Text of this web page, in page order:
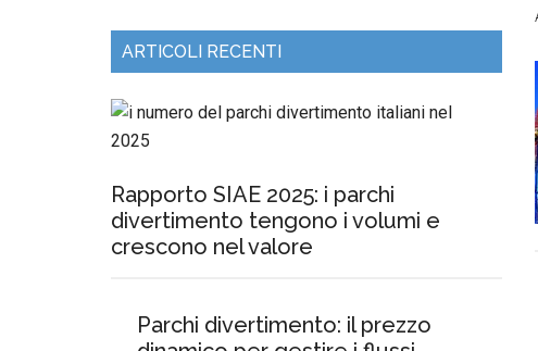
ARTICOLI RECENTI
Rapporto SIAE 2025: i parchi
divertimento tengono i volumi e
crescono nel valore
Parchi divertimento: il prezzo